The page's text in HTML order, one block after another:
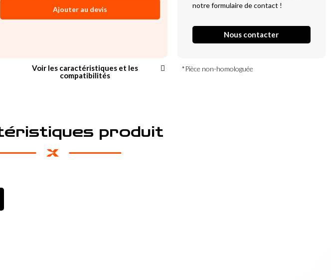
Ajouter au devis
notre formulaire de contact !
Nous contacter
Voir les caractéristiques et les
compatibilités
*Pièce non-homologuée
produit